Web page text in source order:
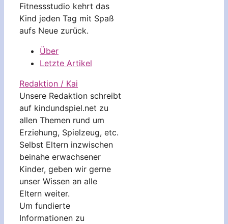
Fitnessstudio kehrt das
Kind jeden Tag mit Spaß
aufs Neue zurück.
Über
Letzte Artikel
Redaktion / Kai
Unsere Redaktion schreibt
auf kindundspiel.net zu
allen Themen rund um
Erziehung, Spielzeug, etc.
Selbst Eltern inzwischen
beinahe erwachsener
Kinder, geben wir gerne
unser Wissen an alle
Eltern weiter.
Um fundierte
Informationen zu